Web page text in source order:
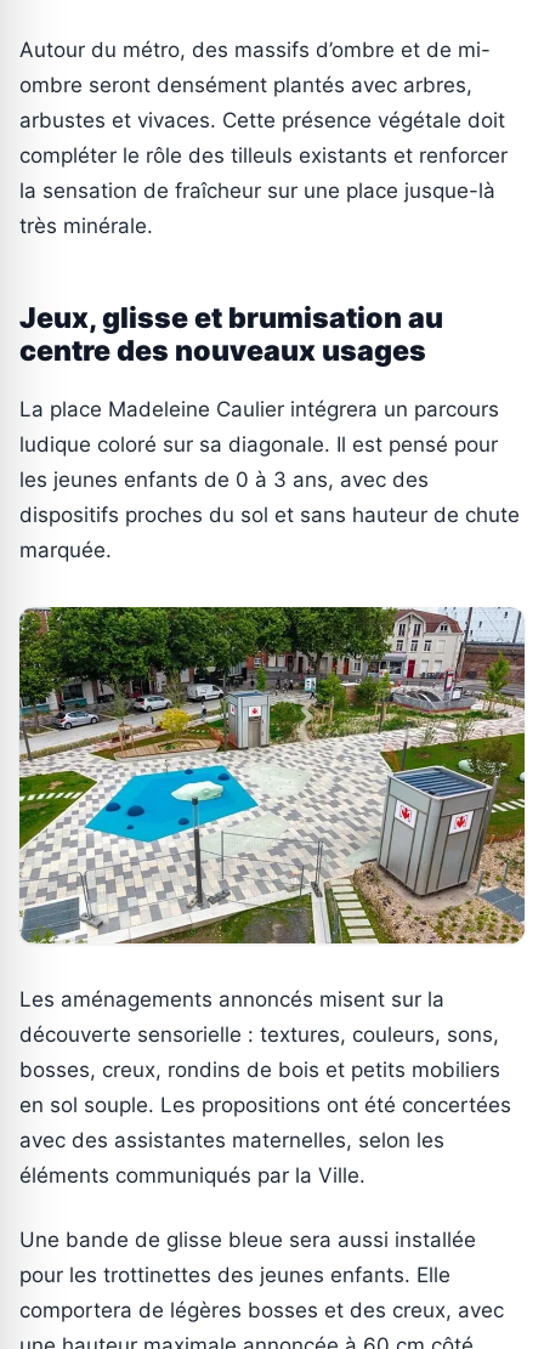
Autour du métro, des massifs d’ombre et de mi-
ombre seront densément plantés avec arbres,
arbustes et vivaces. Cette présence végétale doit
compléter le rôle des tilleuls existants et renforcer
la sensation de fraîcheur sur une place jusque-là
très minérale.
Jeux, glisse et brumisation au
centre des nouveaux usages
La place Madeleine Caulier intégrera un parcours
ludique coloré sur sa diagonale. Il est pensé pour
les jeunes enfants de 0 à 3 ans, avec des
dispositifs proches du sol et sans hauteur de chute
marquée.
Les aménagements annoncés misent sur la
découverte sensorielle : textures, couleurs, sons,
bosses, creux, rondins de bois et petits mobiliers
en sol souple. Les propositions ont été concertées
avec des assistantes maternelles, selon les
éléments communiqués par la Ville.
Une bande de glisse bleue sera aussi installée
pour les trottinettes des jeunes enfants. Elle
comportera de légères bosses et des creux, avec